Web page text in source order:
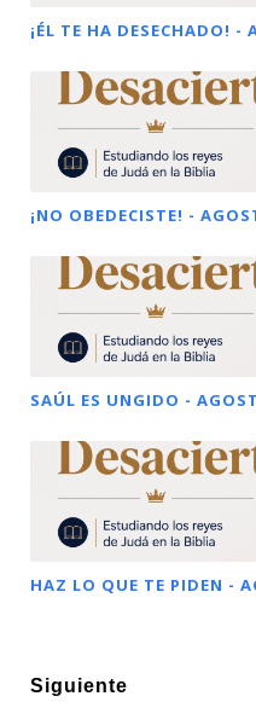
¡ÉL TE HA DESECHADO! -
¡NO OBEDECISTE! -
SAÚL ES UNGIDO -
HAZ LO QUE TE PIDEN -
Siguiente